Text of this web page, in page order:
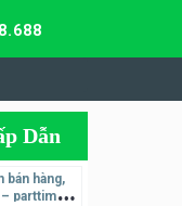
Dẫn
bán hàng,
parttime,